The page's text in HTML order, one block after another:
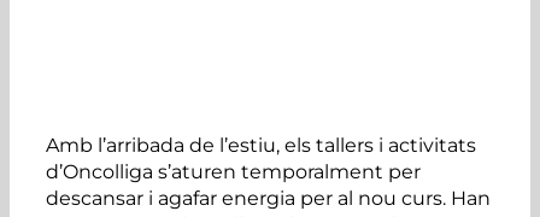
Amb l’arribada de l’estiu, els tallers i activitats
d’Oncolliga s’aturen temporalment per
descansar i agafar energia per al nou curs. Han